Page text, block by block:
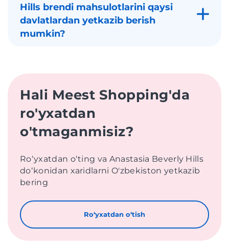
Hills brendi mahsulotlarini qaysi
davlatlardan yetkazib berish
mumkin?
Hali Meest Shopping'da
ro'yxatdan
o'tmaganmisiz?
Roʻyxatdan oʻting va Anastasia Beverly Hills
doʻkonidan xaridlarni O'zbekiston yetkazib
bering
Roʻyxatdan oʻtish